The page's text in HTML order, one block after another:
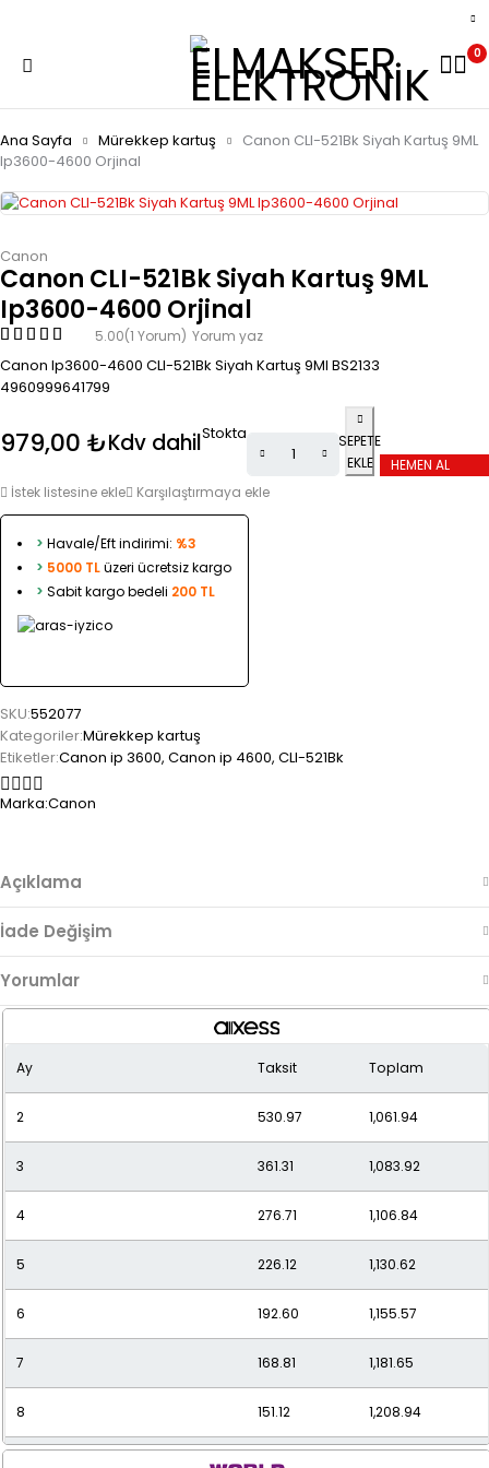
0
Ana Sayfa Mürekkep kartuş
Canon CLI-521Bk Siyah Kartuş 9ML
Ip3600-4600 Orjinal
Canon
Canon CLI-521Bk Siyah Kartuş 9ML
Ip3600-4600 Orjinal
5.00(1 Yorum) Yorum yaz
Canon Ip3600-4600 CLI-521Bk Siyah Kartuş 9Ml BS2133
4960999641799
979,00 ₺Kdv dahilStokta
SEPETE
EKLE
HEMEN AL
İstek listesine ekle
Karşılaştırmaya ekle
> Havale/Eft indirimi: %3
> 5000 TLüzeri ücretsiz kargo
> Sabit kargo bedeli 200 TL
SKU:552077
Kategoriler:Mürekkep kartuş
Etiketler:Canon ip 3600, Canon ip 4600, CLI-521Bk
Marka:Canon
Açıklama
İade Değişim
Yorumlar
Ay Taksit Toplam
2 530.97 1,061.94
3 361.31 1,083.92
4 276.71 1,106.84
5 226.12 1,130.62
6 192.60 1,155.57
7 168.81 1,181.65
8 151.12 1,208.94
137.50